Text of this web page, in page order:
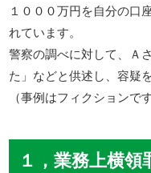
１０００万円を自分の口
れています。
警察の調べに対して、Ａ
た」などと供述し、容疑
（事例はフィクションで
１，業務上横